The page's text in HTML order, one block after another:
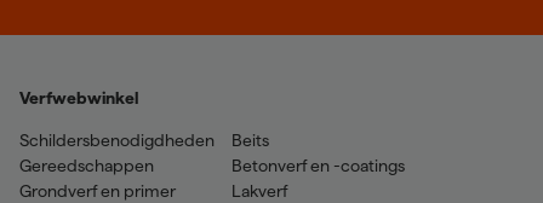
Verfwebwinkel
Schildersbenodigdheden
Gereedschappen
Grondverf en primer
Beits
Betonverf en -coatings
Lakverf